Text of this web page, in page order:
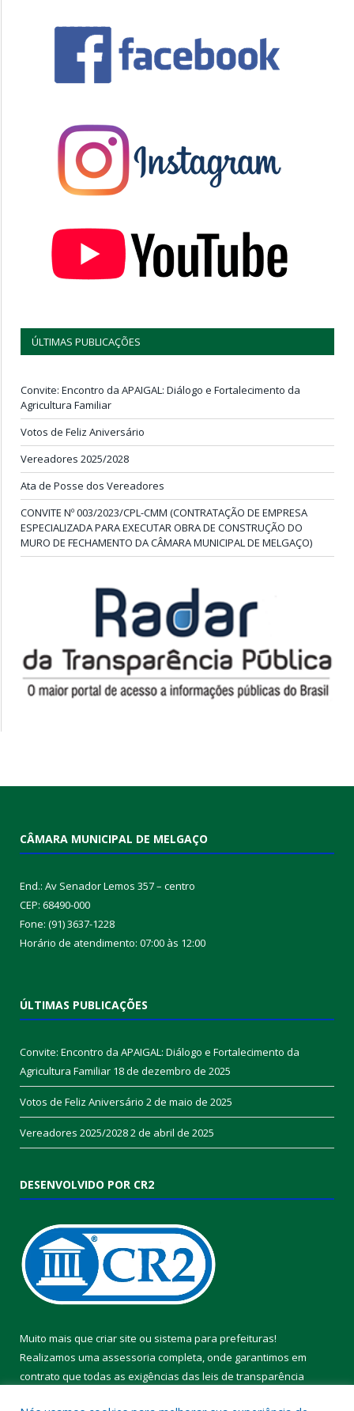
ÚLTIMAS PUBLICAÇÕES
Convite: Encontro da APAIGAL: Diálogo e Fortalecimento da
Agricultura Familiar
Votos de Feliz Aniversário
Vereadores 2025/2028
Ata de Posse dos Vereadores
CONVITE Nº 003/2023/CPL-CMM (CONTRATAÇÃO DE EMPRESA
ESPECIALIZADA PARA EXECUTAR OBRA DE CONSTRUÇÃO DO
MURO DE FECHAMENTO DA CÂMARA MUNICIPAL DE MELGAÇO)
CÂMARA MUNICIPAL DE MELGAÇO
End.: Av Senador Lemos 357 – centro
CEP: 68490-000
Fone: (91) 3637-1228
Horário de atendimento: 07:00 às 12:00
ÚLTIMAS PUBLICAÇÕES
Convite: Encontro da APAIGAL: Diálogo e Fortalecimento da
Agricultura Familiar 18 de dezembro de 2025
Votos de Feliz Aniversário 2 de maio de 2025
Vereadores 2025/20282 de abril de 2025
DESENVOLVIDO POR CR2
Muito mais que criar site ou sistema para prefeituras!
Realizamos uma assessoria completa, onde garantimos em
contrato que todas as exigências das leis de transparência